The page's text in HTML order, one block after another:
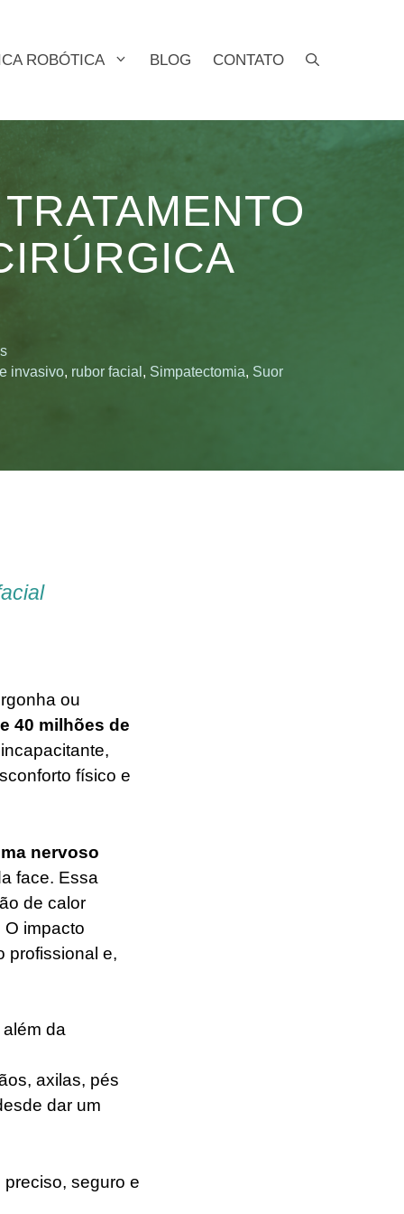
ROBÓTICA BLOG CONTATO
invasivo, rubor facial , Simpatectomia, Suor
ou
40 milhões de
físico e
nervoso
face. Essa
de calor
impacto
profissional e,
da
axilas, pés
dar um
seguro e